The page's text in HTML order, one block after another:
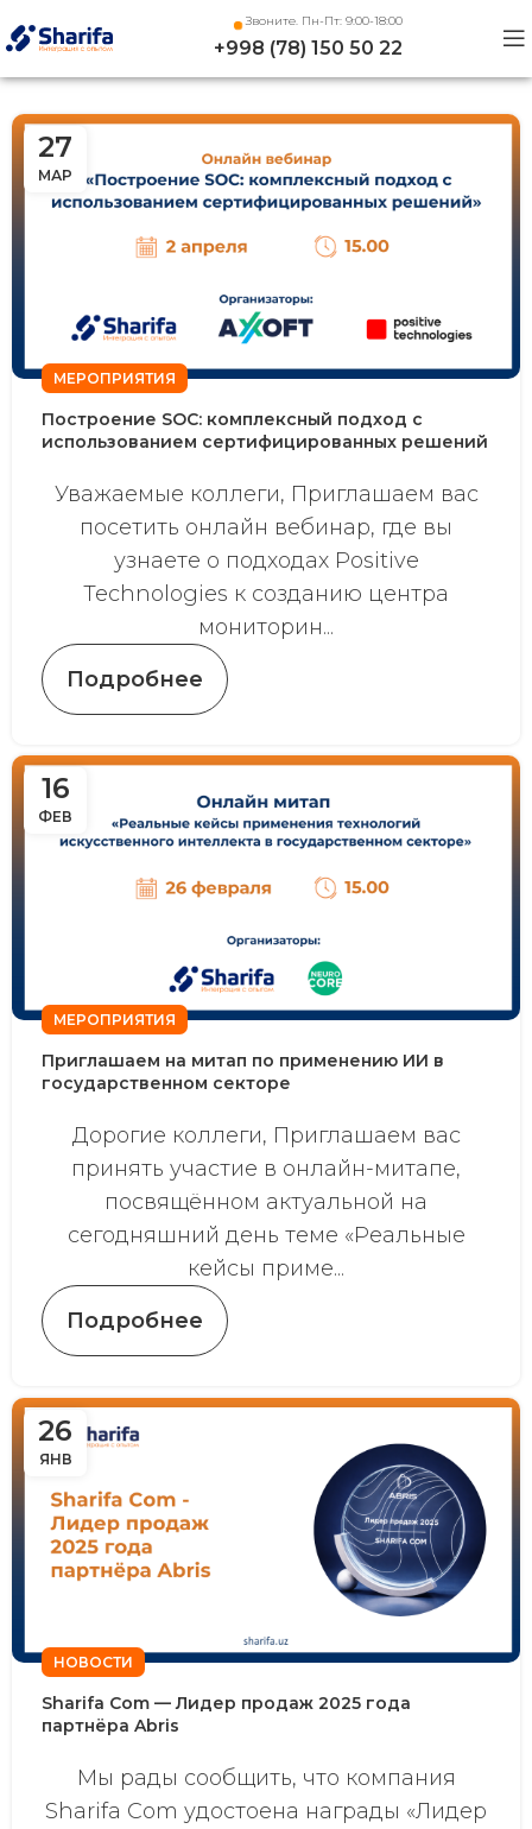
Звоните. Пн-Пт: 9:00-18:00
+998 (78) 150 50 22
27
МАР
МЕРОПРИЯТИЯ
Построение SOC: комплексный подход с
использованием сертифицированных решений
Уважаемые коллеги, Приглашаем вас
посетить онлайн вебинар, где вы
узнаете о подходах Positive
Technologies к созданию центра
мониторин...
Подробнее
16
ФЕВ
МЕРОПРИЯТИЯ
Приглашаем на митап по применению ИИ в
государственном секторе
Дорогие коллеги, Приглашаем вас
принять участие в онлайн-митапе,
посвящённом актуальной на
сегодняшний день теме «Реальные
кейсы приме...
Подробнее
26
ЯНВ
НОВОСТИ
Sharifa Com — Лидер продаж 2025 года
партнёра Abris
Мы рады сообщить, что компания
Sharifa Com удостоена награды «Лидер